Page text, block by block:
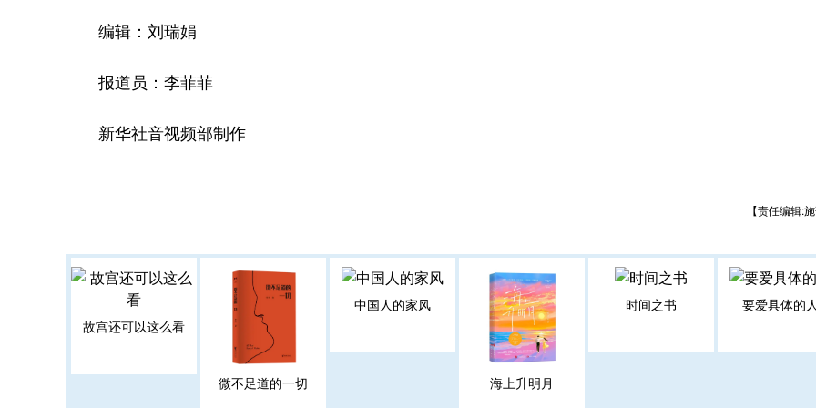
编辑：刘瑞娟
报道员：李菲菲
新华社音视频部制作
【责任编辑:施
故宫还可以这么看
微不足道的一切
中国人的家风
海上升明月
时间之书 要爱具体的人